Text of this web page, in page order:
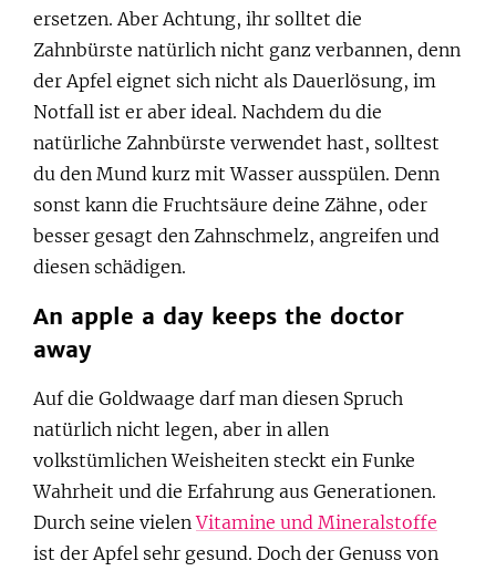
ersetzen. Aber Achtung, ihr solltet die
Zahnbürste natürlich nicht ganz verbannen, denn
der Apfel eignet sich nicht als Dauerlösung, im
Notfall ist er aber ideal. Nachdem du die
natürliche Zahnbürste verwendet hast, solltest
du den Mund kurz mit Wasser ausspülen. Denn
sonst kann die Fruchtsäure deine Zähne, oder
besser gesagt den Zahnschmelz, angreifen und
diesen schädigen.
An apple a day keeps the doctor
away
Auf die Goldwaage darf man diesen Spruch
natürlich nicht legen, aber in allen
volkstümlichen Weisheiten steckt ein Funke
Wahrheit und die Erfahrung aus Generationen.
Durch seine vielenVitamine und Mineralstoffe
ist der Apfel sehr gesund. Doch der Genuss von